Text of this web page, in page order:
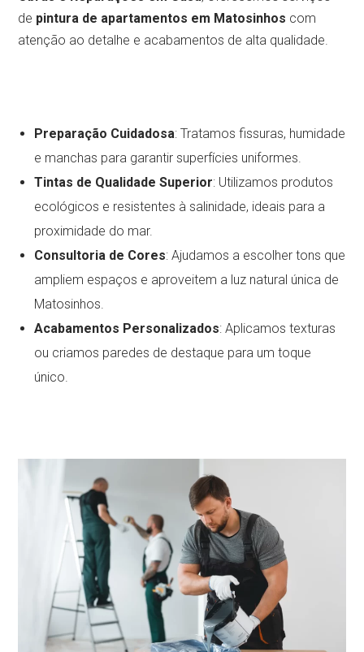
de pintura de apartamentos em Matosinhos com
atenção ao detalhe e acabamentos de alta qualidade.
Preparação Cuidadosa: Tratamos fissuras, humidade
e manchas para garantir superfícies uniformes.
Tintas de Qualidade Superior: Utilizamos produtos
ecológicos e resistentes à salinidade, ideais para a
proximidade do mar.
Consultoria de Cores: Ajudamos a escolher tons que
ampliem espaços e aproveitem a luz natural única de
Matosinhos.
Acabamentos Personalizados: Aplicamos texturas
ou criamos paredes de destaque para um toque
único.